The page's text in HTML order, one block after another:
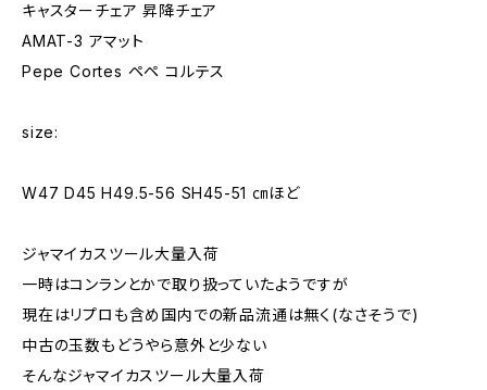
キャスターチェア 昇降チェア
AMAT-3 アマット
Pepe Cortes ペペ コルテス
size:
W47 D45 H49.5-56 SH45-51 ㎝ほど
ジャマイカスツール大量入荷
一時はコンランとかで取り扱っていたようですが
現在はリプロも含め国内での新品流通は無く(なさそうで)
中古の玉数もどうやら意外と少ない
そんなジャマイカスツール大量入荷